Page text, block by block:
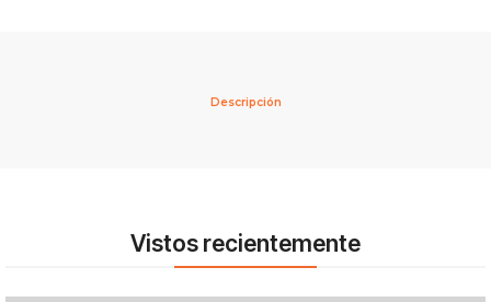
Descripción
Vistos recientemente